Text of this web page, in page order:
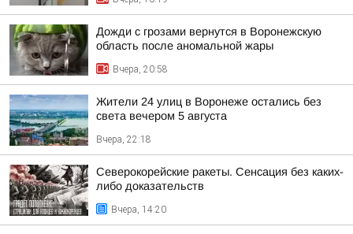
Дожди с грозами вернутся в Воронежскую
область после аномальной жары
Вчера, 20:58
Жители 24 улиц в Воронеже остались без
света вечером 5 августа
Вчера, 22:18
Северокорейские ракеты. Сенсация без каких-
либо доказательств
Вчера, 14:20